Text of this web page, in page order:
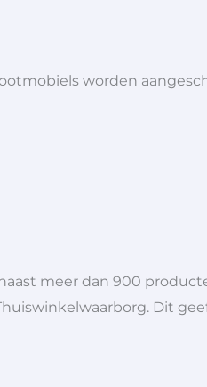
worden
meer dan 900
Dit